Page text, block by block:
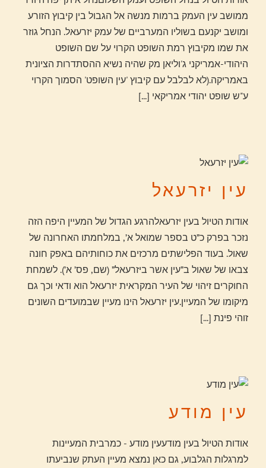
ממושב עין העמק ברמות מנשה אל הגבול בין קיבוץ הזורע
ומושב יקנעם בשוליו המערביים של עמק יזרעאל. הנחל גוזר
את שמו מקיבוץ רמת השופט הקרוי על שם השופט
היהודי-אמריקני ג'וליאן מק שהיה נשיא ההסתדרות הציונית
באמריקה.(לא לבלבל עם קיבוץ 'עין השופט' הסמוך הקרוי
ע"ש שופט יהודי אמריקאי [...]
עין יזרעאל
אודות הטיול בעין יזרעאלהרגע הגדול של המעיין היפה הזה
נזכר בפרק כ”ט בספר שמואל א’, במלחמתו האחרונה של
שאול. בעוד הפלישתים מרכזים את כוחותיהם באפק חונה
צבאו של שאול ב”עין אשר ביזרעאל” (שם, פס’ א’). לשמחת
החוקרים זיהוי של העיר המקראית יזרעאל הוא ודאי וכך גם
מיקומו של המעיין.עין יזרעאל הינו מעיין שבמועדים השונים
זוהי פינת [...]
עין מודע
אודות הטיול בעין מודעעין מודע - כמרבית המעיינות
למרגלות הגלבוע, גם כאן נמצא מעיין העתק שנביעתו